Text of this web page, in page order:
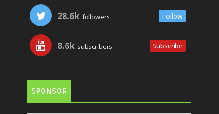
28.6k followers Follow
8.6k subscribers Subscribe
SPONSOR